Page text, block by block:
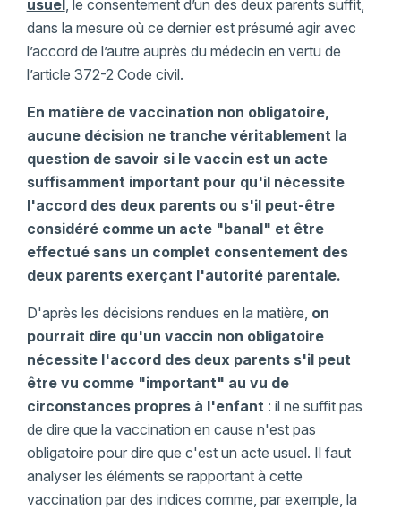
usuel, le consentement d’un des deux parents suffit,
dans la mesure où ce dernier est présumé agir avec
l’accord de l’autre auprès du médecin en vertu de
l’article 372-2 Code civil.
En matière de vaccination non obligatoire,
aucune décision ne tranche véritablement la
question de savoir si le vaccin est un acte
suffisamment important pour qu'il nécessite
l'accord des deux parents ou s'il peut-être
considéré comme un acte "banal" et être
effectué sans un complet consentement des
deux parents exerçant l'autorité parentale.
D'après les décisions rendues en la matière, on
pourrait dire qu'un vaccin non obligatoire
nécessite l'accord des deux parents s'il peut
être vu comme "important" au vu de
circonstances propres à l'enfant: il ne suffit pas
de dire que la vaccination en cause n'est pas
obligatoire pour dire que c'est un acte usuel. Il faut
analyser les éléments se rapportant à cette
vaccination par des indices comme, par exemple, la